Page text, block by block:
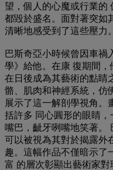
望，個人的心魔或行業的
都毀於盛名。面對著突如
清晰地感受到了這些壓力。
巴斯奇亞小時候曾因車禍
學》給他。在康 復期間
在日後成為其藝術的點睛
骼、肌肉和神經系統，仿
展示了這一解剖學視角。
括許多 同心圓形的眼睛
嘴巴，齜牙咧嘴地笑著。
可以被視為其對於揭露外
趣。這幅作品不僅暗示了
富 的層次彰顯出藝術家